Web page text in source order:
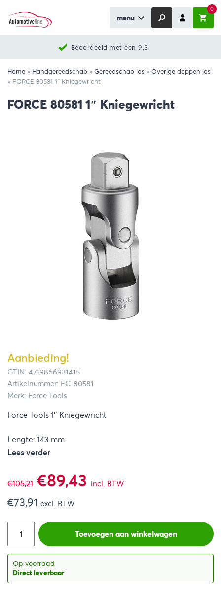
menu
0
Beoordeeld met een 9,3
Home » Handgereedschap » Gereedschap los » Overige doppen los
» FORCE 80581 1″ Kniegewricht
FORCE 80581 1″ Kniegewricht
Aanbieding!
GTIN: 4719866931415
Artikelnummer: FC-80581
Merk: Force Tools
Force Tools 1″ Kniegewricht
Lengte: 143 mm.
Lees verder
€105,21 Oorspronkelijke
prijs
was:
€105,21.
€89,43 Huidige
is:
€89,43.
incl. BTW
€73,91 excl. BTW
Toevoegen aan winkelwagen
Op voorraad
Direct leverbaar